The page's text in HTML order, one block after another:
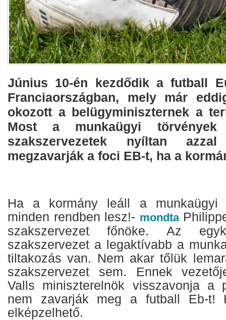
Június 10-én kezdődik a futball
Franciaországban, mely már
okozott a belügyminiszternek a
Most a munkaügyi
szakszervezetek nyíltan azzal
megzavarják a foci EB-t, ha a
Ha a kormány leáll a munkaügyi
minden rendben lesz!- mondta
szakszervezet főnöke. Az
szakszervezet a legaktívabb a
tiltakozás van. Nem akar tőlük
szakszervezet sem. Ennek
Valls miniszterelnök visszavonja a
nem zavarják meg a futball Eb-t!
elképzelhető.